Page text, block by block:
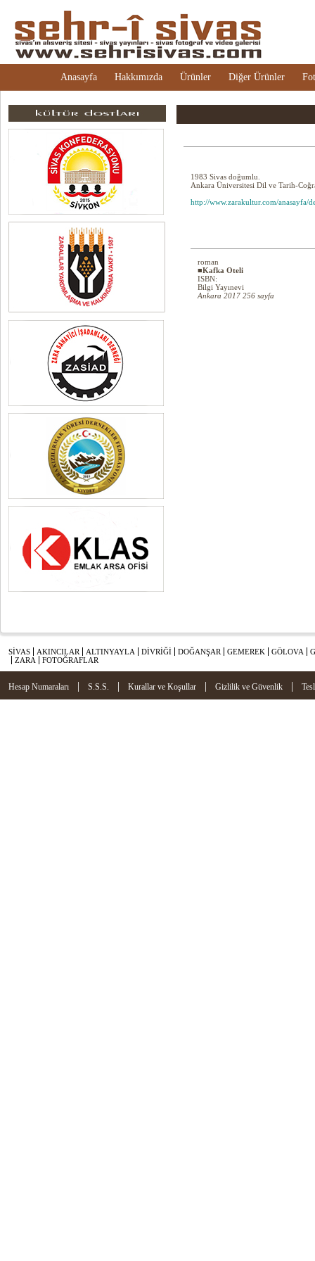
Anasayfa Hakkımızda Ürünler Diğer Ürünler
1983 Sivas doğumlu.
Ankara Üniversitesi Dil ve Tarih-
http://www.zarakultur.com/anasayfa/
roman
■Kafka Oteli
ISBN:
Bilgi Yayınevi
Ankara 2017 256 sayfa
SİVAS AKINCILAR ALTINYAYLA DİVRİĞİ DOĞANŞAR GEMEREK GÖLOVA
ZARA
FOTOĞRAFLAR
Hesap Numaraları | S.S.S. | Kurallar ve Koşullar | Gizlilik ve Güvenlik |